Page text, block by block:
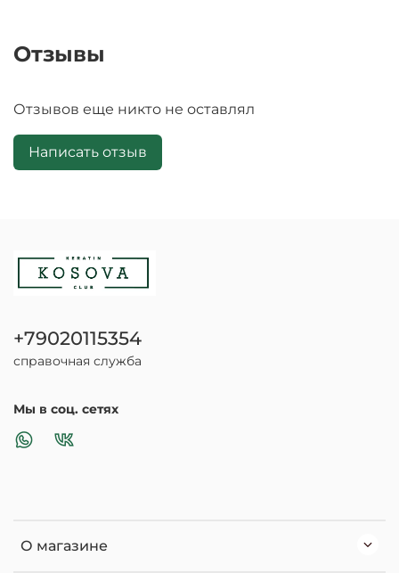
Отзывы
Отзывов еще никто не оставлял
Написать отзыв
О магазине
+79020115354
справочная служба
Мы в соц. сетях